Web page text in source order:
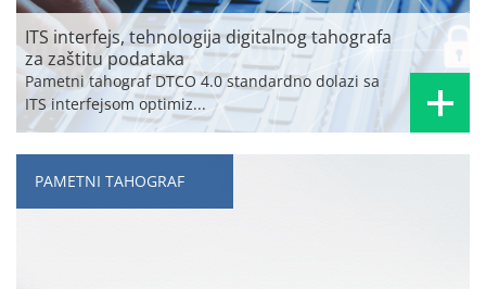
ITS interfejs, tehnologija digitalnog tahografa
za zaštitu podataka
Pametni tahograf DTCO 4.0 standardno dolazi sa
ITS interfejsom optimiz...
PAMETNI TAHOGRAF